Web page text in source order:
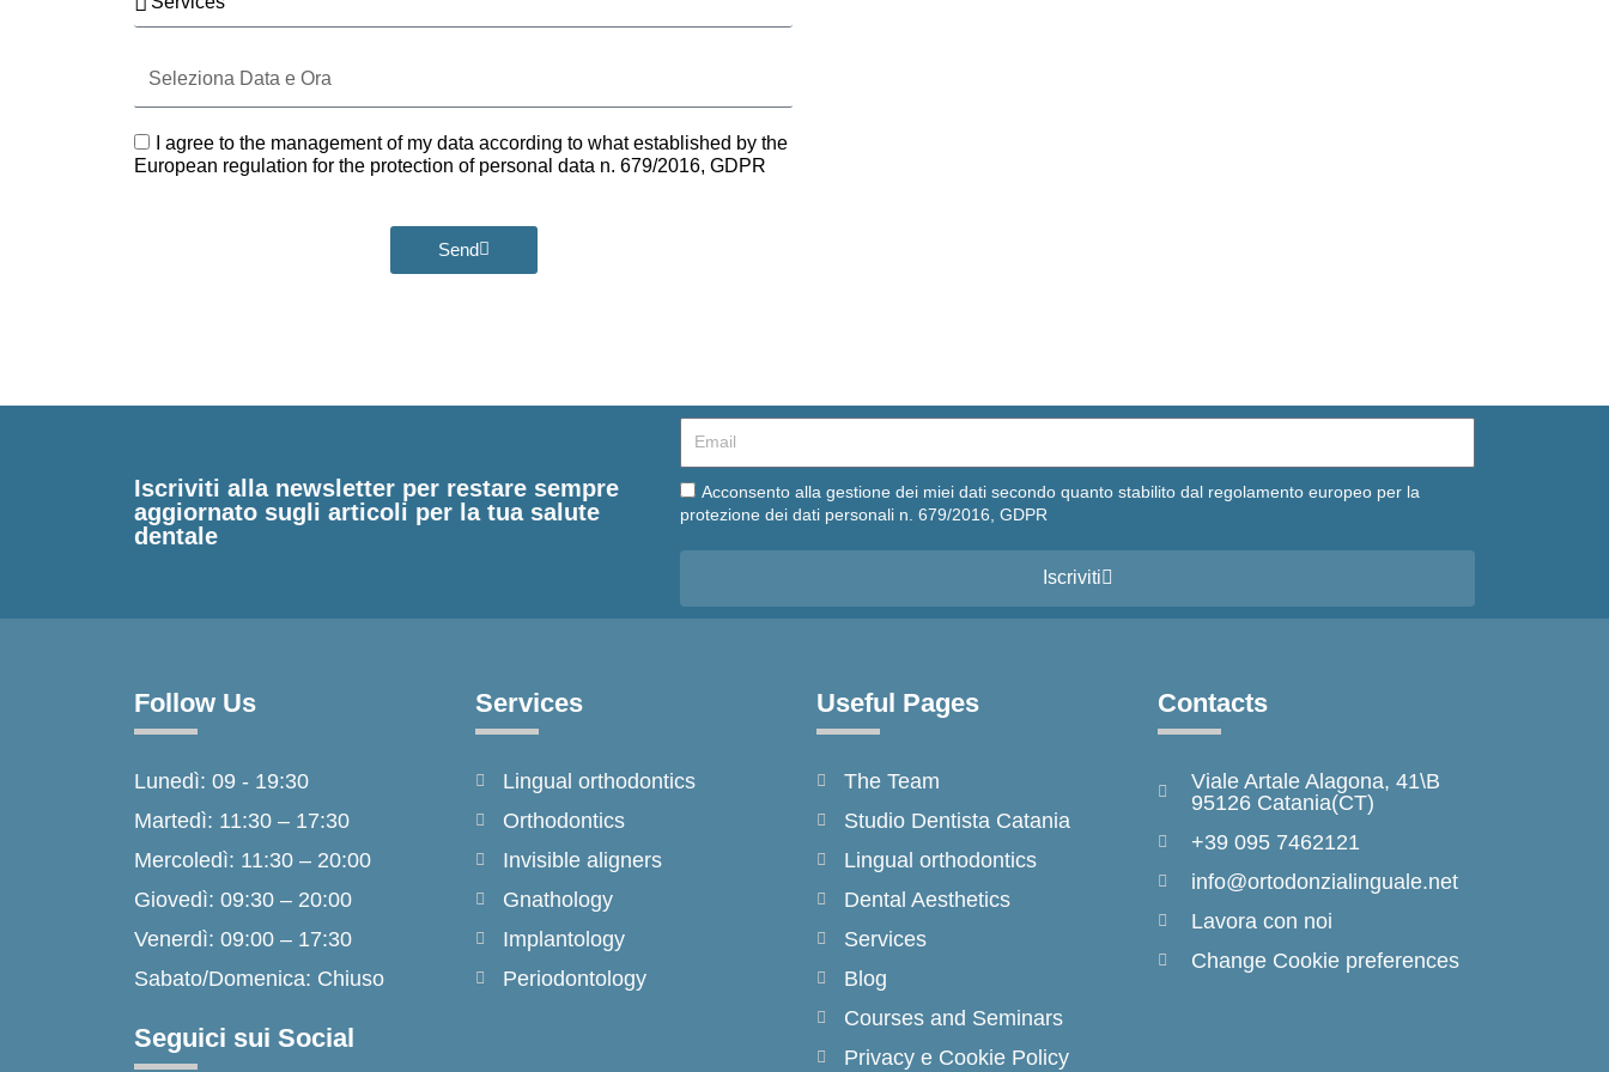
Data
e
GDPRI agree to the management of my data according to what established by the
European regulation for the protection of personal data n. 679/2016, GDPR
Send
Iscriviti alla newsletter per restare sempre
aggiornato sugli articoli per la tua salute
dentale
Email
Email
Acconsento alla gestione dei miei dati secondo quanto stabilito dal regolamento europeo per la
protezione dei dati personali n. 679/2016, GDPR
Iscriviti
Follow Us
Lunedì: 09 - 19:30
Martedì: 11:30 – 17:30
Mercoledì: 11:30 – 20:00
Giovedì: 09:30 – 20:00
Venerdì: 09:00 – 17:30
Sabato/Domenica: Chiuso
Seguici sui Social
Services
Lingual orthodontics
Orthodontics
Invisible aligners
Gnathology
Implantology
Periodontology
Useful Pages
The Team
Studio Dentista Catania
Lingual orthodontics
Dental Aesthetics
Services
Blog
Courses and Seminars
Privacy e Cookie Policy
Contacts
Viale Artale Alagona, 41\B
95126 Catania(CT)
+39 095 7462121
info@ortodonzialinguale.net
Lavora con noi
Change Cookie preferences